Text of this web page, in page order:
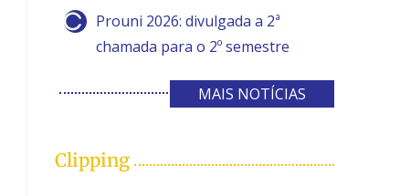
Prouni 2026: divulgada a 2ª
chamada para o 2º semestre
MAIS NOTÍCIAS
Clipping